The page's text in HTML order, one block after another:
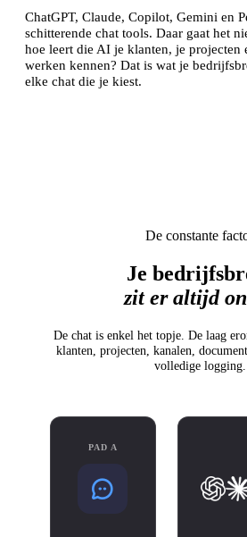
ChatGPT, Claude, Copilot, Gemini en
schitterende chat tools. Daar gaat het
hoe leert die AI je klanten, je projecten
werken kennen? Dat is wat je
elke chat die je kiest.
De constante
Je
zit er altijd
De chat is enkel het topje. De laag
klanten, projecten, kanalen,
volledige logging.
PAD A